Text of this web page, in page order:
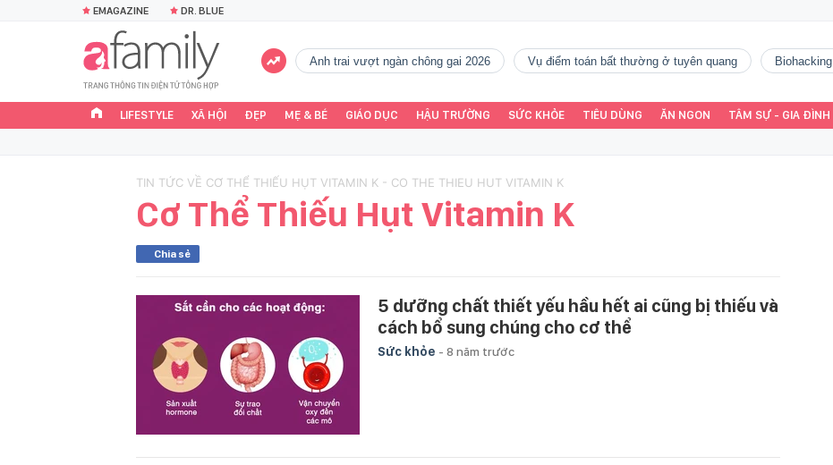
EMAGAZINE DR. BLUE
Anh trai vượt ngàn chông gai 2026 vụ điểm toán bất thường ở tuyên quang Biohacking
LIFESTYLE XÃ HỘI ĐẸP MẸ & BÉ GIÁO DỤC HẬU TRƯỜNG SỨC KHỎE TIÊU DÙNG ĂN NGON TÂM SỰ - GIA ĐÌNH
TIN TỨC VỀ CƠ THỂ THIẾU HỤT VITAMIN K - CO THE THIEU HUT VITAMIN K
Cơ Thể Thiếu Hụt Vitamin K
Chia sẻ
5 dưỡng chất thiết yếu hầu hết ai cũng bị thiếu và
cách bổ sung chúng cho cơ thể
Sức khỏe - 8 năm trước